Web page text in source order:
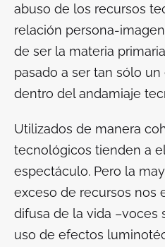
abuso de los recursos
relación persona-
de ser la materia
pasado a ser tan sólo
dentro del andamiaje
Utilizados de manera
tecnológicos tienden a
espectáculo. Pero la
exceso de recursos nos
difusa de la vida –voces
uso de efectos